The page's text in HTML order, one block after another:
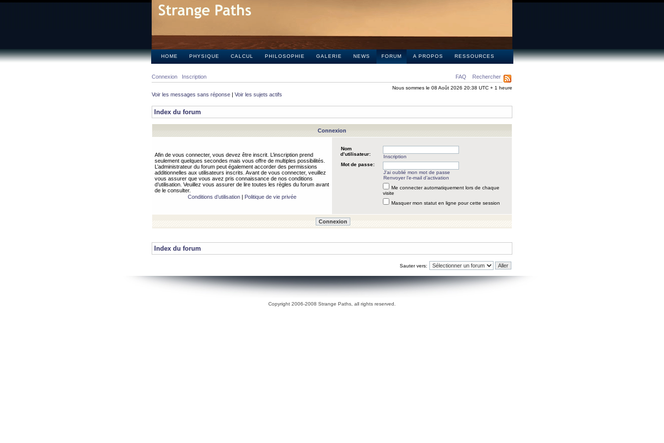
HOME PHYSIQUE CALCUL PHILOSOPHIE GALERIE NEWS FORUM A PROPOS RESSOURCES
FAQ Rechercher
Connexion Inscription
Nous sommes le 08 Août 2026 20:38 UTC + 1 heure
Voir les messages sans réponse | Voir les sujets actifs
Index du forum
Connexion
Afin de vous connecter, vous devez être inscrit. L’inscription prend
seulement quelques secondes mais vous offre de multiples possibilités.
L’administrateur du forum peut également accorder des permissions
additionnelles aux utilisateurs inscrits. Avant de vous connecter, veuillez
vous assurer que vous avez pris connaissance de nos conditions
d’utilisation. Veuillez vous assurer de lire toutes les règles du forum avant
de le consulter.
Conditions d’utilisation| Politique de vie privée
Nom
d’utilisateur:
Inscription
Mot de passe:
J’ai oublié mon mot de passe
Renvoyer l’e-mail d’activation
Me connecter automatiquement lors de chaque
visite
Masquer mon statut en ligne pour cette session
Index du forum
Sauter vers:
Copyright 2006-2008 Strange Paths, all rights reserved.